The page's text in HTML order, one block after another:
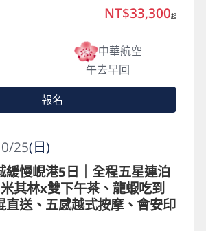
中華航空
午去早回
NT$33,300起
報名
25(日)
緩慢峴港5日｜全程五星連泊
其林x雙下午茶、龍蝦吃到
直送、五感越式按摩、會安印